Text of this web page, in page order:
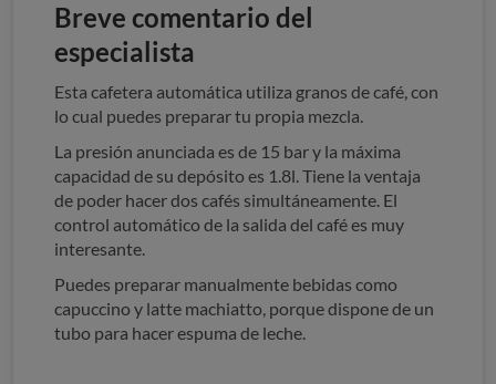
Breve comentario del
especialista
Esta cafetera automática utiliza granos de café, con
lo cual puedes preparar tu propia mezcla.
La presión anunciada es de 15 bar y la máxima
capacidad de su depósito es 1.8l. Tiene la ventaja
de poder hacer dos cafés simultáneamente. El
control automático de la salida del café es muy
interesante.
Puedes preparar manualmente bebidas como
capuccino y latte machiatto, porque dispone de un
tubo para hacer espuma de leche.